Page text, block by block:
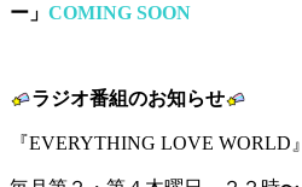
ー」 COMING SOON
ラジオ番組のお知らせ
『EVERYTHING LOVE WORLD』